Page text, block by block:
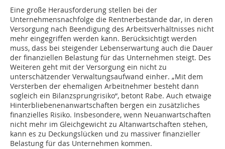
Eine große Herausforderung stellen bei der
Unternehmensnachfolge die Rentnerbestände dar, in deren
Versorgung nach Beendigung des Arbeitsverhältnisses nicht
mehr eingegriffen werden kann. Berücksichtigt werden
muss, dass bei steigender Lebenserwartung auch die Dauer
der finanziellen Belastung für das Unternehmen steigt. Des
Weiteren geht mit der Versorgung ein nicht zu
unterschätzender Verwaltungsaufwand einher. „Mit dem
Versterben der ehemaligen Arbeitnehmer besteht dann
sogleich ein Bilanzsprungrisiko“, betont Rabe. Auch etwaige
Hinterbliebenenanwartschaften bergen ein zusätzliches
finanzielles Risiko. Insbesondere, wenn Neuanwartschaften
nicht mehr im Gleichgewicht zu Altanwartschaften stehen,
kann es zu Deckungslücken und zu massiver finanzieller
Belastung für das Unternehmen kommen.